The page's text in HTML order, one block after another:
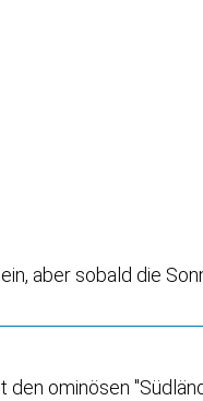
aber sobald die
ominösen